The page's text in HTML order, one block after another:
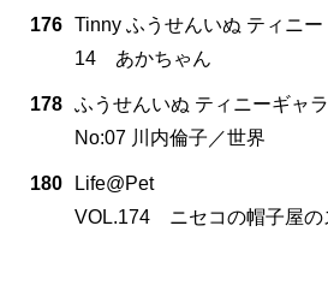
176 Tinny ふうせんいぬ ティニー
14 あかちゃん
178 ふうせんいぬ ティニーギャ
No:07 川内倫子／世界
180
Life@Pet
VOL.174 ニセコの帽子屋の